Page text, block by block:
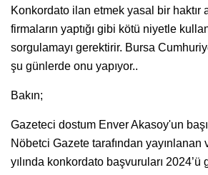
Konkordato ilan etmek yasal bir haktır
firmaların yaptığı gibi kötü niyetle
sorgulamayı gerektirir. Bursa
şu günlerde onu yapıyor..
Bakın;
Gazeteci dostum Enver Akasoy'un
Nöbetci Gazete tarafından
yılında konkordato başvuruları 2024’ü